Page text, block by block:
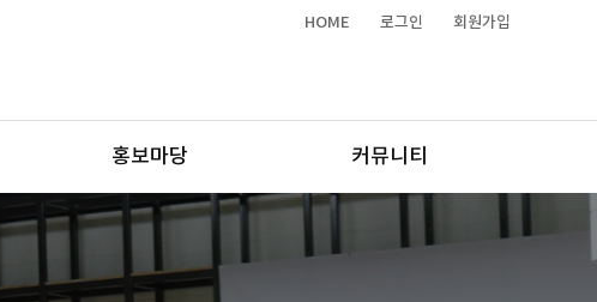
HOME 로그인 회원가입
홍보마당 커뮤니티